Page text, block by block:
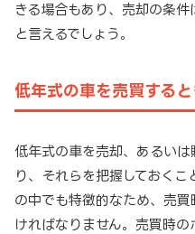
きる場合もあり、売却の条
と言えるでしょう。
低年式の車を売買する
低年式の車を売却、あるいは
り、それらを把握しておく
の中でも特徴的なため、売
ければなりません。売買時